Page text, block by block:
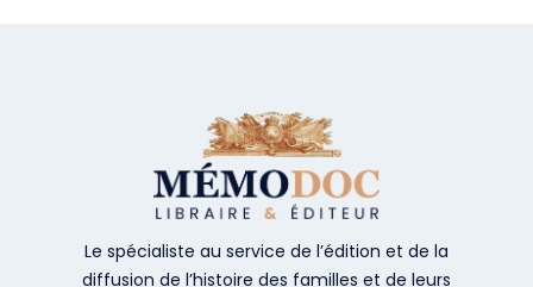
Le spécialiste au service de l’édition et de la
diffusion de l’histoire des familles et de leurs